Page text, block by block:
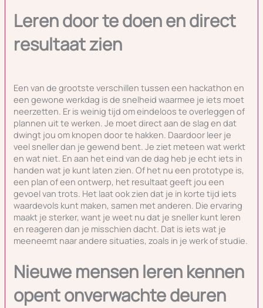
Leren door te doen en direct
resultaat zien
Een van de grootste verschillen tussen een hackathon en
een gewone werkdag is de snelheid waarmee je iets moet
neerzetten. Er is weinig tijd om eindeloos te overleggen of
plannen uit te werken. Je moet direct aan de slag en dat
dwingt jou om knopen door te hakken. Daardoor leer je
veel sneller dan je gewend bent. Je ziet meteen wat werkt
en wat niet. En aan het eind van de dag heb je echt iets in
handen wat je kunt laten zien. Of het nu een prototype is,
een plan of een ontwerp, het resultaat geeft jou een
gevoel van trots. Het laat ook zien dat je in korte tijd iets
waardevols kunt maken, samen met anderen. Die ervaring
maakt je sterker, want je weet nu dat je sneller kunt leren
en reageren dan je misschien dacht. Dat is iets wat je
meeneemt naar andere situaties, zoals in je werk of studie.
Nieuwe mensen leren kennen
opent onverwachte deuren